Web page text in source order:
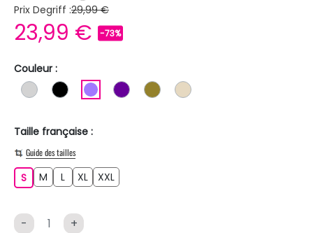
Prix Degriff :29,99 €
23,99 € -73%
Couleur :
GRIS CLAIR
NOIR VIOLET CLAIR
VIOLETKAKI BEIGE
Taille française :
Guide des tailles
SS M L XL XXL
- +